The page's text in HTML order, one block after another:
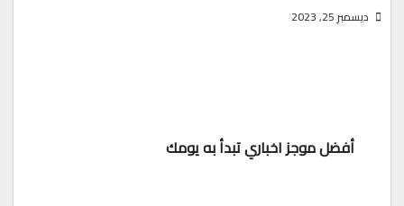
ديسمبر 25, 2023
أفضل موجز اخباري تبدأ به يومك